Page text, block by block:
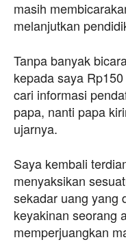
masih
melanjutkan
Tanpa banyak
kepada saya
cari informasi
papa, nanti papa
ujarnya.
Saya kembali
menyaksikan
sekadar uang yang
keyakinan seorang
memperjuangkan